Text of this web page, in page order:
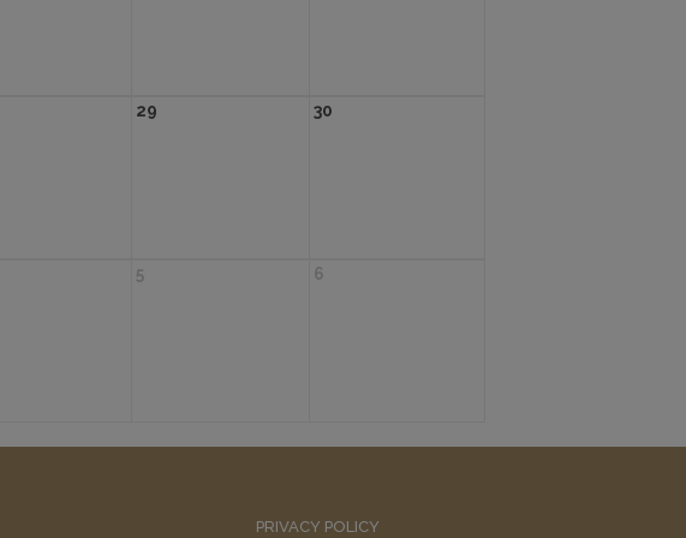
29 30
5 6
PRIVACY POLICY